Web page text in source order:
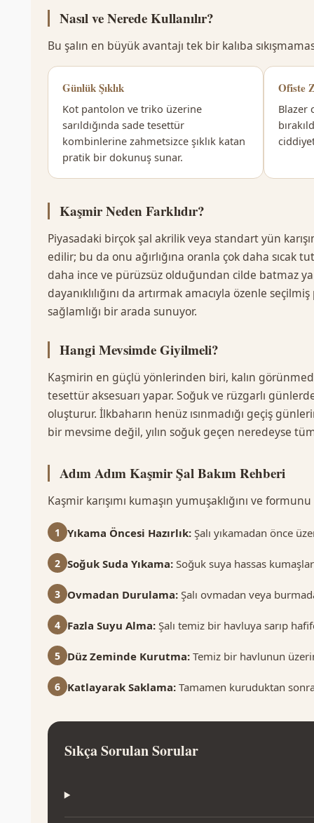
Nasıl ve Nerede Kullanılır?
Bu şalın en büyük avantajı tek bir kalıba
Günlük Şıklık
Kot pantolon ve triko üzerine
sarıldığında sade tesettür
kombinlerine zahmetsizce şıklık katan
pratik bir dokunuş sunar.
Ofiste
Blazer
Kaşmir Neden Farklıdır?
Piyasadaki birçok şal akrilik veya standart yün
edilir; bu da onu ağırlığına oranla çok daha sıcak
daha ince ve pürüzsüz olduğundan cilde batmaz
dayanıklılığını da artırmak amacıyla özenle
sağlamlığı bir arada sunuyor.
Hangi Mevsimde Giyilmeli?
Kaşmirin en güçlü yönlerinden biri, kalın
tesettür aksesuarı yapar. Soğuk ve rüzgarlı
oluşturur. İlkbaharın henüz ısınmadığı geçiş
bir mevsime değil, yılın soğuk geçen neredeyse
Adım Adım Kaşmir Şal Bakım Rehberi
Kaşmir karışımı kumaşın yumuşaklığını ve
1 Yıkama Öncesi Hazırlık: Şalı yıkamadan önce
2 Soğuk Suda Yıkama: Soğuk suya hassas
3 Ovmadan Durulama: Şalı ovmadan veya
4 Fazla Suyu Alma: Şalı temiz bir havluya sarıp
5 Düz Zeminde Kurutma: Temiz bir havlunun
6 Katlayarak Saklama: Tamamen kuruduktan
Sıkça Sorulan Sorular